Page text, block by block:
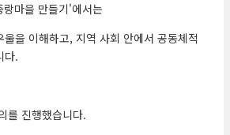
마을 만들기'에서는
울을 이해하고, 지역 사회 안에서 공동체적
다.
를 진행했습니다.